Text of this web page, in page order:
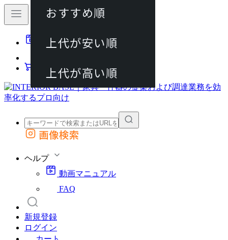
動画マニュアル
カート
外部サイトの商品をカートに追加
画像検索
ヘルプ
動画マニュアル
FAQ
新規登録
ログイン
おすすめ順
上代が安い順
上代が高い順